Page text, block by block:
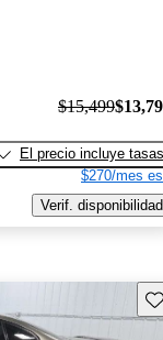
$15,499
El precio incluye tasas
$270/mes
Verif. disponibilidad